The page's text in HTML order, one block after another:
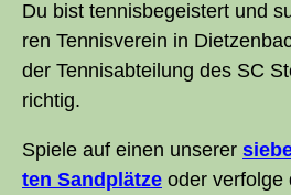
Du bist ten­nis­be­geis­tert und
ren Ten­nis­ver­ein in
der Tennis­abteilung des SC
richtig.
Spie­le auf einen unse­rer
ten Sand­plät­ze oder ver­fol­ge